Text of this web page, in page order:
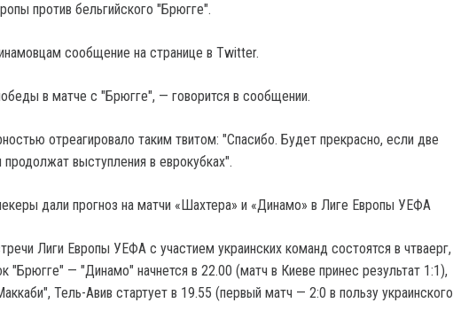
против бельгийского "Брюгге".
сообщение на странице в Twitter.
в матче с "Брюгге", — говорится в сообщении.
отреагировало таким твитом: "Спасибо. Будет прекрасно, если две
выступления в еврокубках".
дали прогноз на матчи «Шахтера» и «Динамо» в Лиге Европы УЕФА
Лиги Европы УЕФА с участием украинских команд состоятся в чтваерг,
"Брюгге" — "Динамо" начнется в 22.00 (матч в Киеве принес результат 1:1),
Тель-Авив стартует в 19.55 (первый матч — 2:0 в пользу украинского